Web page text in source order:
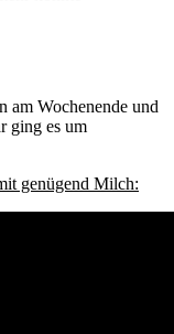
am Wochenende und
ging es um
genügend Milch: